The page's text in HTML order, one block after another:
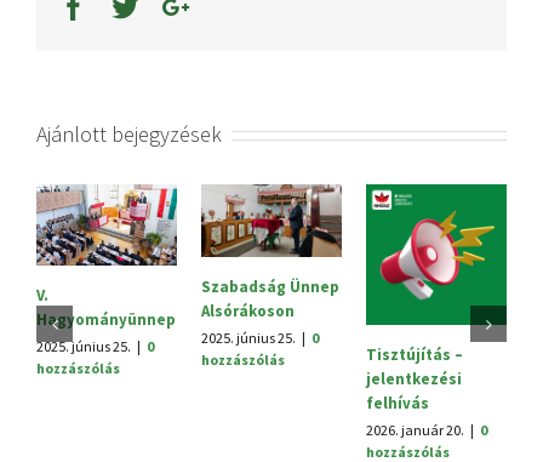
Ajánlott bejegyzések
V.
Hagyományünnep
2025. június 25. | 0
hozzászólás
Szabadság Ünnep
Alsórákoson
2025. június 25. | 0
hozzászólás
Tisztújítás –
jelentkezési
felhívás
2026. január 20. | 0
hozzászólás